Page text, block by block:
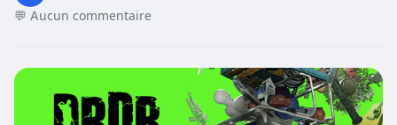
💬 Aucun commentaire